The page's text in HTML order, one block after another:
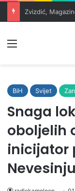
BiH Svijet
Snaga
oboljelih
inicijator
Nevesinju